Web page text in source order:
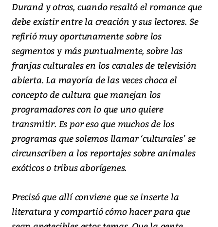
Durand y otros, cuando resaltó el romance que
debe existir entre la creación y sus lectores. Se
refirió muy oportunamente sobre los
segmentos y más puntualmente, sobre las
franjas culturales en los canales de televisión
abierta. La mayoría de las veces choca el
concepto de cultura que manejan los
programadores con lo que uno quiere
transmitir. Es por eso que muchos de los
programas que solemos llamar ‘culturales’ se
circunscriben a los reportajes sobre animales
exóticos o tribus aborígenes.
Precisó que allí conviene que se inserte la
literatura y compartió cómo hacer para que